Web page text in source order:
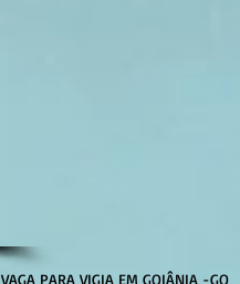
VAGA PARA VIGIA EM GOIÂNIA -GO